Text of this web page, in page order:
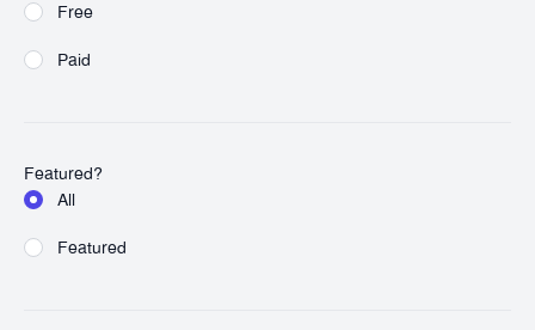
Free
Paid
Featured?
All
Featured